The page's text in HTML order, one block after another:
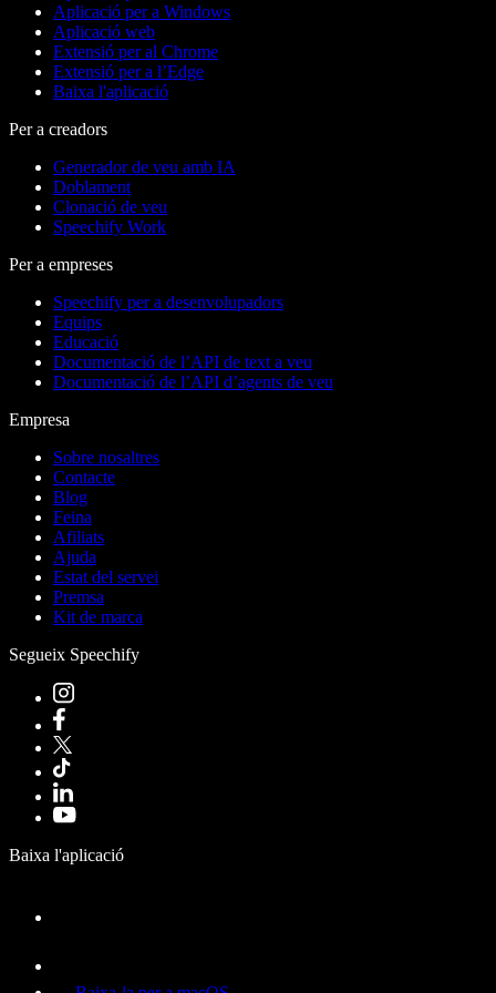
Aplicació per a Windows
Aplicació web
Extensió per al Chrome
Extensió per a l’Edge
Baixa l'aplicació
Per a creadors
Generador de veu amb IA
Doblament
Clonació de veu
Speechify Work
Per a empreses
Speechify per a desenvolupadors
Equips
Educació
Documentació de l’API de text a veu
Documentació de l’API d’agents de veu
Empresa
Sobre nosaltres
Contacte
Blog
Feina
Afiliats
Ajuda
Estat del servei
Premsa
Kit de marca
Segueix Speechify
Baixa l'aplicació